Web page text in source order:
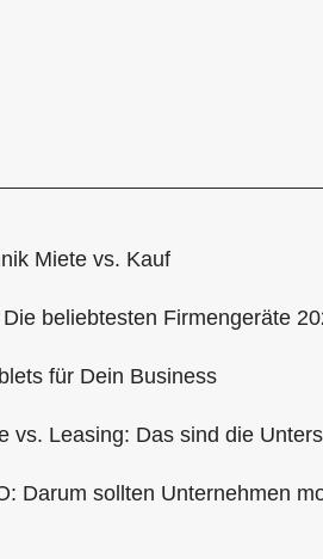
Miete vs. Kauf
beliebtesten Firmengeräte
für Dein Business
vs. Leasing: Das sind die
Darum sollten Unternehmen